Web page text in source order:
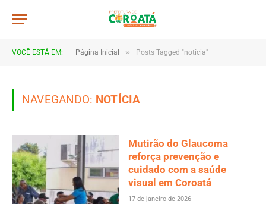
VOCÊ ESTÁ EM: Página Inicial » Posts Tagged "notícia"
NAVEGANDO: NOTÍCIA
Mutirão do Glaucoma
reforça prevenção e
cuidado com a saúde
visual em Coroatá
17 de janeiro de 2026